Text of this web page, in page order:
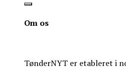
Om os
TønderNYT er etableret i